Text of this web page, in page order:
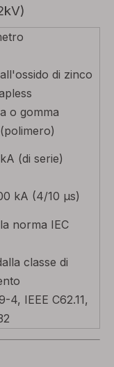
di zinco
o gomma
(di serie)
kA (4/10 µs)
norma IEC
classe di
4, IEEE C62.11,